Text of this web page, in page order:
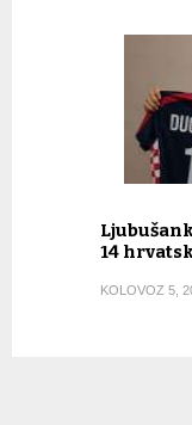
14
KOLOVOZ 5,